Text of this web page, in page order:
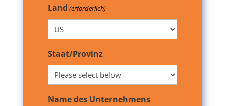
Land (erforderlich)
Staat/Provinz
Name des Unternehmens